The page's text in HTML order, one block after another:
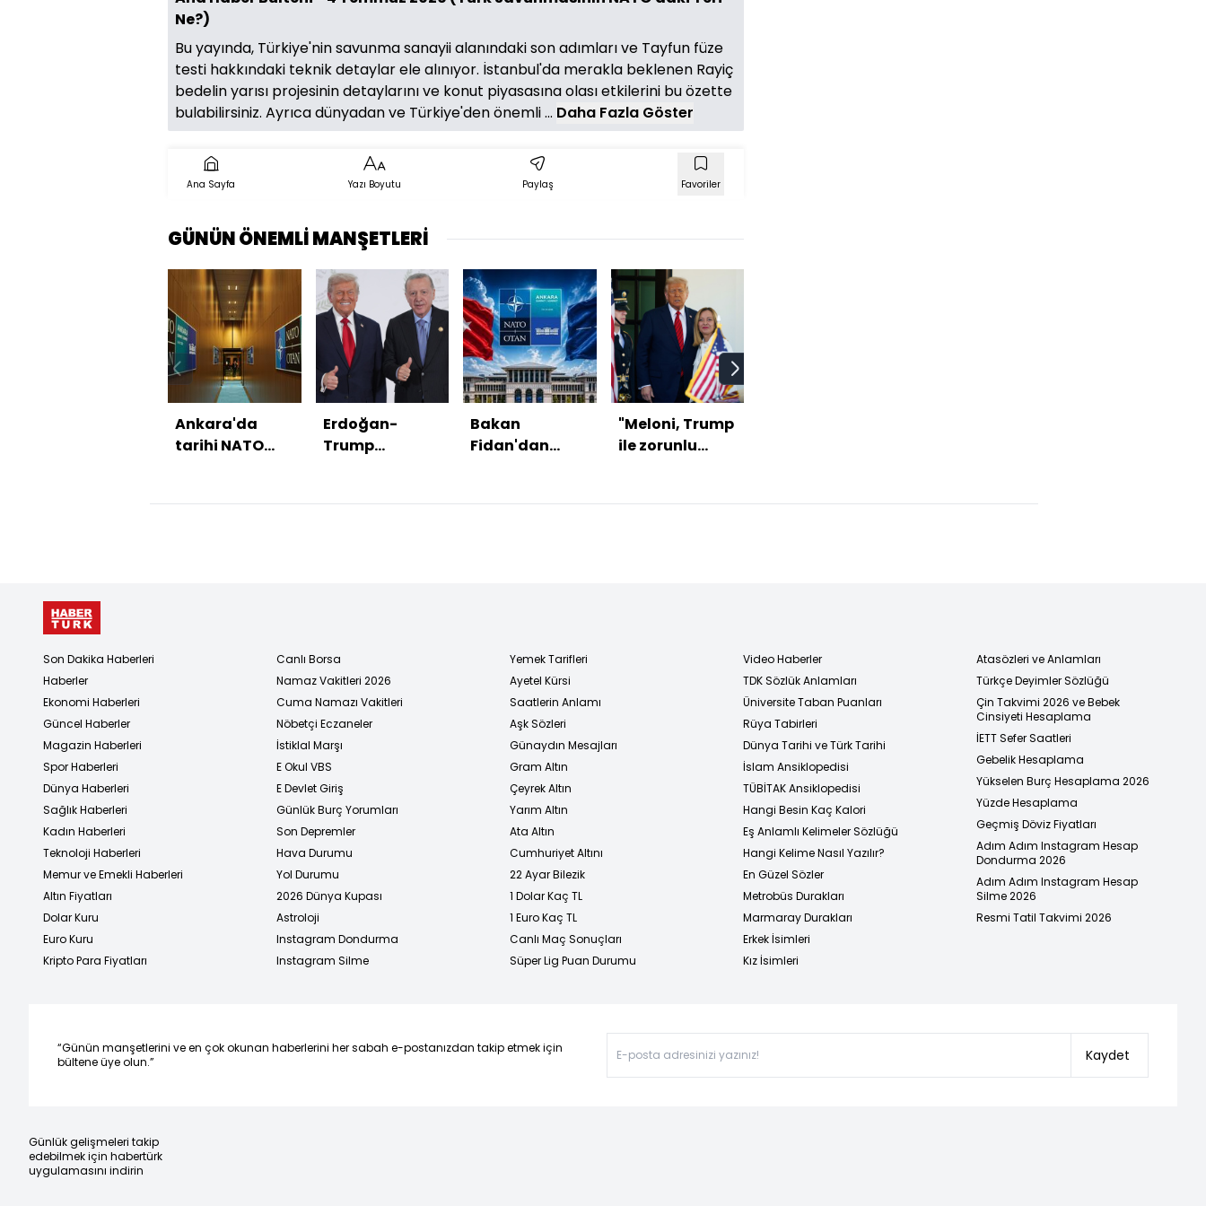
Ne?)
Bu yayında, Türkiye'nin savunma sanayii alanındaki son adımları ve Tayfun füze
testi hakkındaki teknik detaylar ele alınıyor. İstanbul'da merakla beklenen Rayiç
bedelin yarısı projesinin detaylarını ve konut piyasasına olası etkilerini bu özette
bulabilirsiniz. Ayrıca dünyadan ve Türkiye'den önemli ... Daha Fazla Göster
Ana Sayfa Yazı Boyutu Paylaş Favoriler
GÜNÜN ÖNEMLİ MANŞETLERİ
Ankara'da
tarihi NATO
Erdoğan-
Trump
olacak?
Bakan
Fidan'dan
Türkiye'nin
"Meloni, Trump
ile zorunlu
bulunacak"
Son Dakika Haberleri
Haberler
Ekonomi Haberleri
Güncel Haberler
Magazin Haberleri
Spor Haberleri
Dünya Haberleri
Sağlık Haberleri
Kadın Haberleri
Teknoloji Haberleri
Memur ve Emekli Haberleri
Altın Fiyatları
Dolar Kuru
Euro Kuru
Kripto Para Fiyatları
Canlı Borsa
Namaz Vakitleri 2026
Cuma Namazı Vakitleri
Nöbetçi Eczaneler
İstiklal Marşı
E Okul VBS
E Devlet Giriş
Günlük Burç Yorumları
Son Depremler
Hava Durumu
Yol Durumu
2026 Dünya Kupası
Astroloji
Instagram Dondurma
Instagram Silme
Yemek Tarifleri
Ayetel Kürsi
Saatlerin Anlamı
Aşk Sözleri
Günaydın Mesajları
Gram Altın
Çeyrek Altın
Yarım Altın
Ata Altın
Cumhuriyet Altını
22 Ayar Bilezik
1 Dolar Kaç TL
1 Euro Kaç TL
Canlı Maç Sonuçları
Süper Lig Puan Durumu
Video Haberler
TDK Sözlük Anlamları
Üniversite Taban Puanları
Rüya Tabirleri
Dünya Tarihi ve Türk Tarihi
İslam Ansiklopedisi
TÜBİTAK Ansiklopedisi
Hangi Besin Kaç Kalori
Eş Anlamlı Kelimeler Sözlüğü
Hangi Kelime Nasıl Yazılır?
En Güzel Sözler
Metrobüs Durakları
Marmaray Durakları
Erkek İsimleri
Kız İsimleri
Atasözleri ve Anlamları
Türkçe Deyimler Sözlüğü
Çin Takvimi 2026 ve Bebek
Cinsiyeti Hesaplama
İETT Sefer Saatleri
Gebelik Hesaplama
Yükselen Burç Hesaplama 2026
Yüzde Hesaplama
Geçmiş Döviz Fiyatları
Adım Adım Instagram Hesap
Dondurma 2026
Adım Adım Instagram Hesap
Silme 2026
Resmi Tatil Takvimi 2026
“Günün manşetlerini ve en çok okunan haberlerini her sabah e-postanızdan takip etmek için
bültene üye olun.”
Kaydet
Günlük gelişmeleri takip
edebilmek için habertürk
uygulamasını indirin